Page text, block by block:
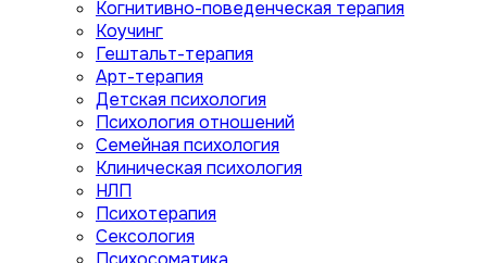
Когнитивно-поведенческая терапия
Коучинг
Гештальт-терапия
Арт-терапия
Детская психология
Психология отношений
Семейная психология
Клиническая психология
НЛП
Психотерапия
Сексология